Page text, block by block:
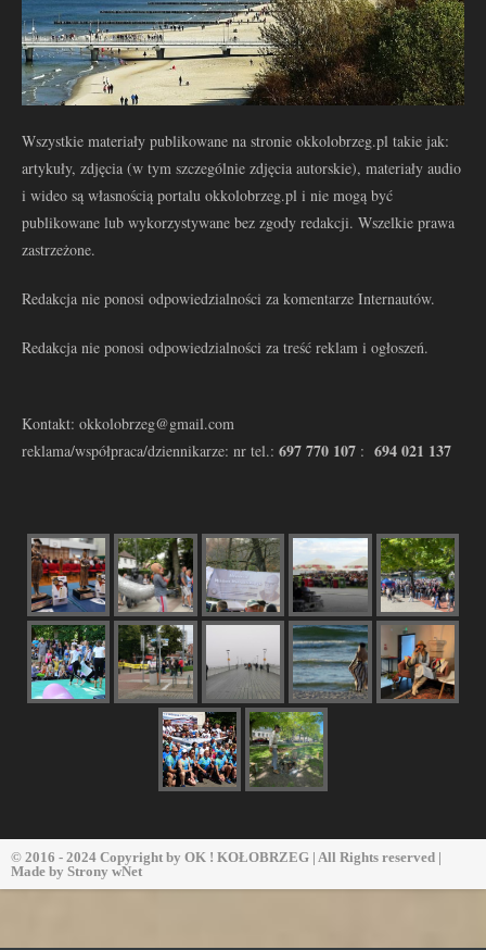
Wszystkie materiały publikowane na stronie okkolobrzeg.pl takie jak:
artykuły, zdjęcia (w tym szczególnie zdjęcia autorskie), materiały audio
i wideo są własnością portalu okkolobrzeg.pl i nie mogą być
publikowane lub wykorzystywane bez zgody redakcji. Wszelkie prawa
zastrzeżone.
Redakcja nie ponosi odpowiedzialności za komentarze Internautów.
Redakcja nie ponosi odpowiedzialności za treść reklam i ogłoszeń.
Kontakt: okkolobrzeg@gmail.com
reklama/współpraca/dziennikarze: nr tel.: 697 770 107 : 694 021 137
© 2016 - 2024 Copyright by OK ! KOŁOBRZEG | All Rights reserved |
Made by Strony wNet